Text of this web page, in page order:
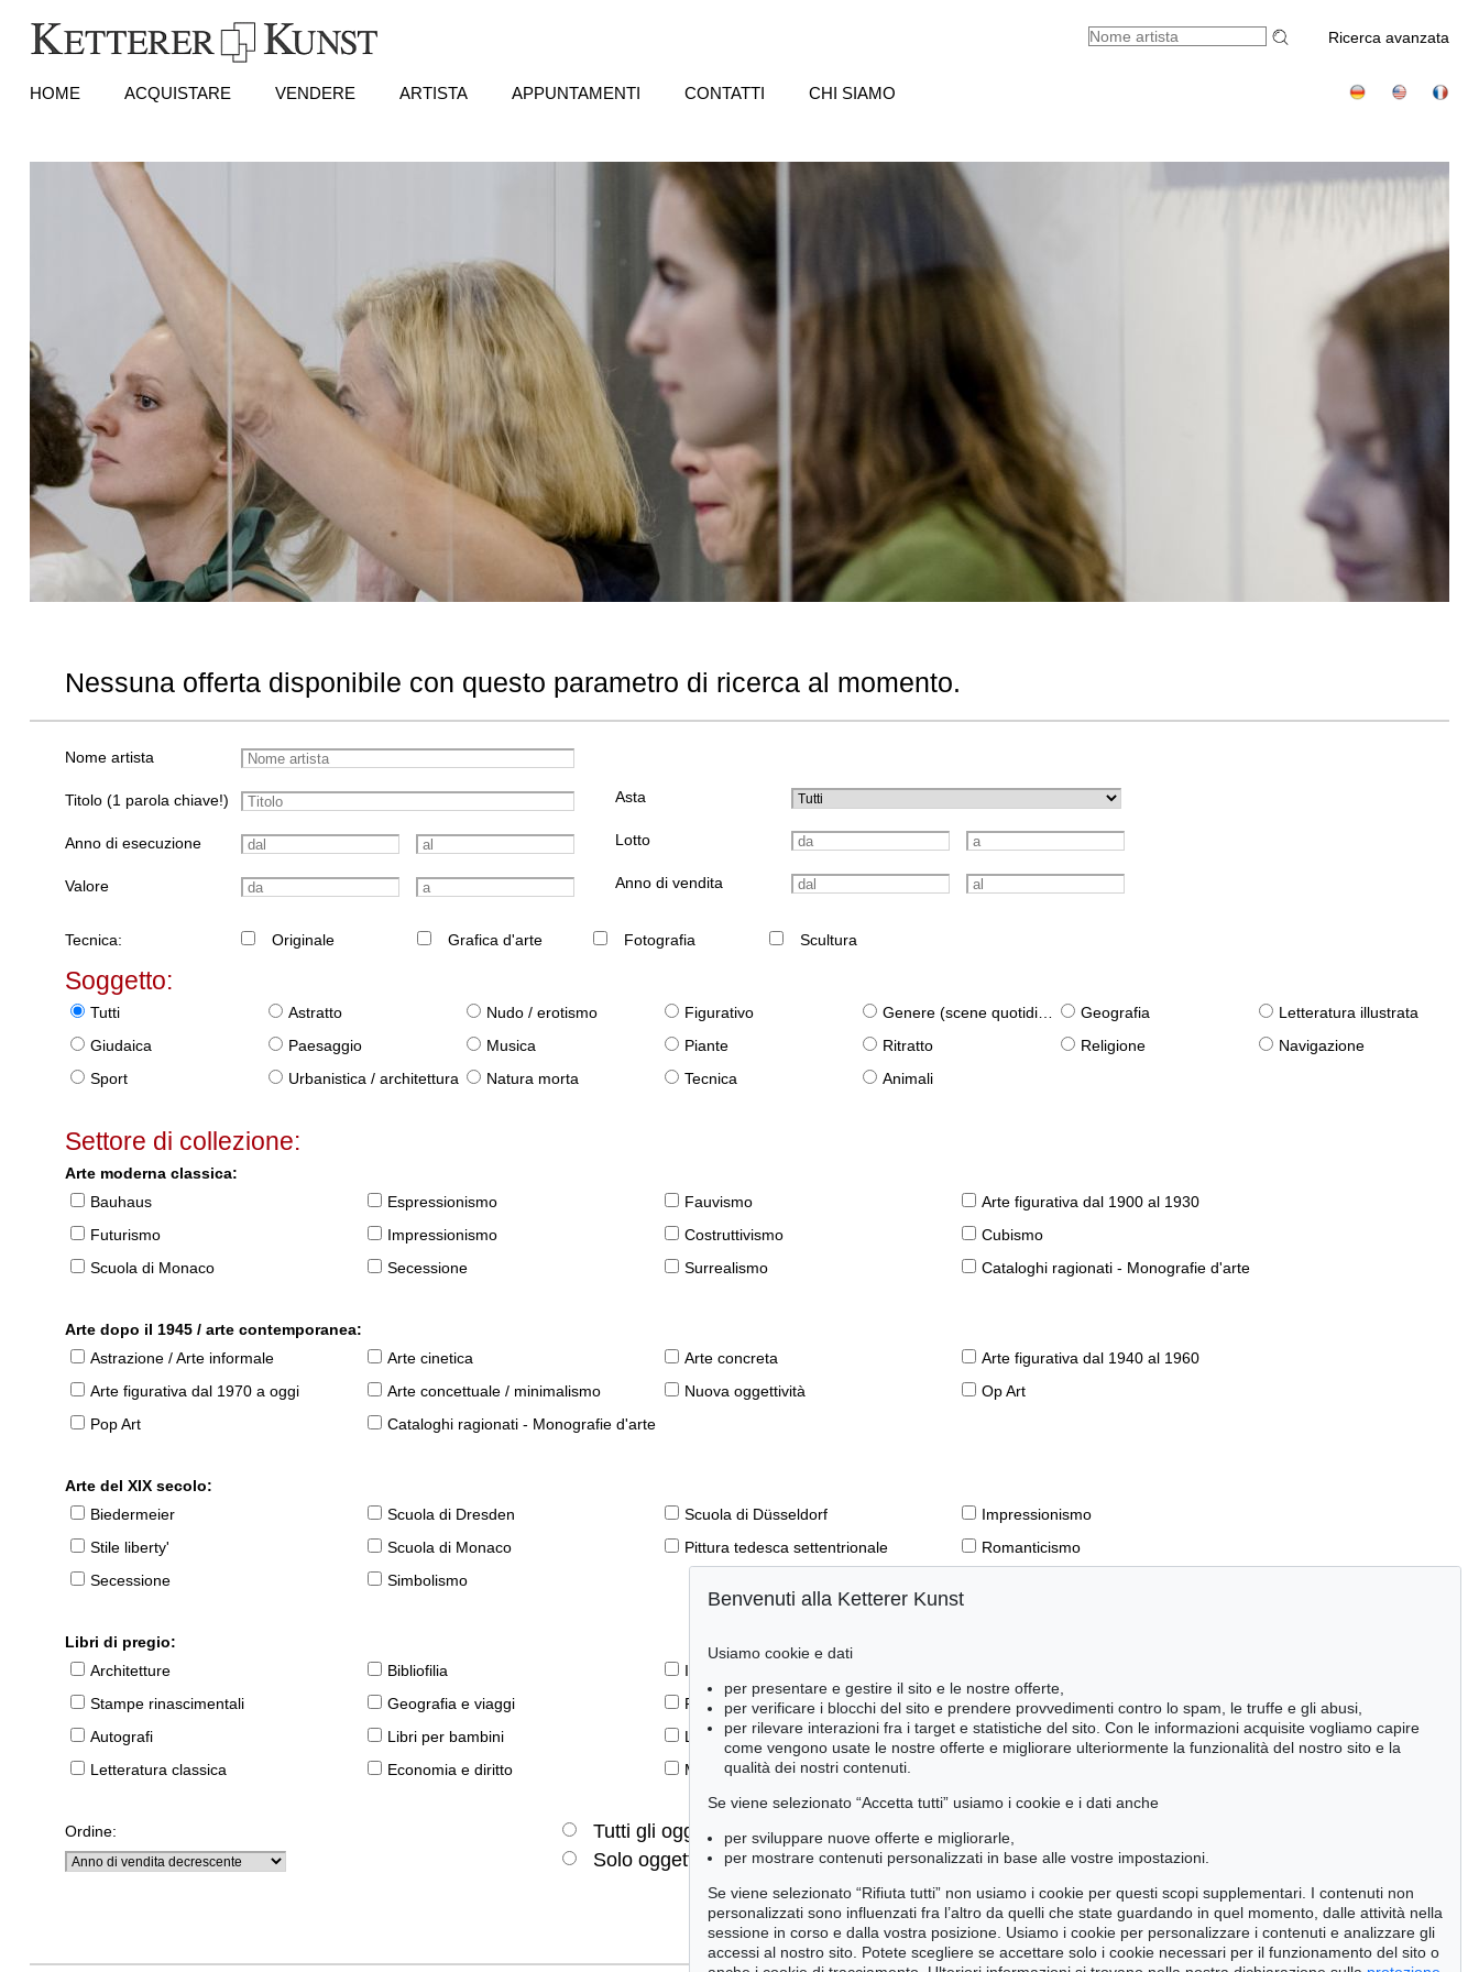
Ricerca avanzata
HOME ACQUISTARE VENDERE ARTISTA APPUNTAMENTI CONTATTI CHI SIAMO
Nessuna offerta disponibile con questo parametro di ricerca al momento.
Nome artista
Titolo (1 parola chiave!)
Anno di esecuzione
Valore
Asta
Lotto
Anno di vendita
Tecnica: Originale Grafica d'arte Fotografia Scultura
Soggetto:
Tutti Astratto Nudo / erotismo Figurativo Genere (scene quotidiane) Geografia
Letteratura illustrata
Giudaica
Paesaggio Musica Piante Ritratto Religione
Navigazione
Sport
Urbanistica / architettura Natura morta Tecnica Animali
Settore di collezione:
Arte moderna classica:
Bauhaus
Espressionismo Fauvismo
Arte figurativa dal 1900 al 1930
Futurismo
Impressionismo Costruttivismo
Cubismo
Scuola di Monaco
Secessione Surrealismo Cataloghi ragionati - Monografie d'arte
Arte dopo il 1945 / arte contemporanea:
Astrazione / Arte informale
Arte cinetica Arte concreta
Arte figurativa dal 1940 al 1960
Arte figurativa dal 1970 a oggi
Arte concettuale / minimalismo Nuova oggettività
Op Art
Pop Art
Cataloghi ragionati - Monografie d'arte
Arte del XIX secolo:
Biedermeier
Scuola di Dresden Scuola di Düsseldorf
Impressionismo
Stile liberty'
Scuola di Monaco Pittura tedesca settentrionale
Romanticismo
Secessione
Simbolismo
Libri di pregio:
Architetture
Bibliofilia Il libro e la modernità
Stampe rinascimentali
Geografia e viaggi Prime edizioni
Manoscritti antichi
Autografi
Libri per bambini Lifestyle
Pietre miliari delle scienze naturali
Letteratura classica
Economia e diritto Meraviglie della natura
Ordine: Tutti gli oggetti
Solo offerte attuali
Solo oggetti venduti
Benvenuti alla Ketterer Kunst
Usiamo cookie e dati
per presentare e gestire il sito e le nostre offerte,
per verificare i blocchi del sito e prendere provvedimenti contro lo spam, le truffe e gli abusi,
per rilevare interazioni fra i target e statistiche del sito. Con le informazioni acquisite vogliamo capire
come vengono usate le nostre offerte e migliorare ulteriormente la funzionalità del nostro sito e la
qualità dei nostri contenuti.
Se viene selezionato “Accetta tutti” usiamo i cookie e i dati anche
per sviluppare nuove offerte e migliorarle,
per mostrare contenuti personalizzati in base alle vostre impostazioni.
Se viene selezionato “Rifiuta tutti” non usiamo i cookie per questi scopi supplementari. I contenuti non
personalizzati sono influenzati fra l’altro da quelli che state guardando in quel momento, dalle attività nella
sessione in corso e dalla vostra posizione. Usiamo i cookie per personalizzare i contenuti e analizzare gli
accessi al nostro sito. Potete scegliere se accettare solo i cookie necessari per il funzionamento del sito o